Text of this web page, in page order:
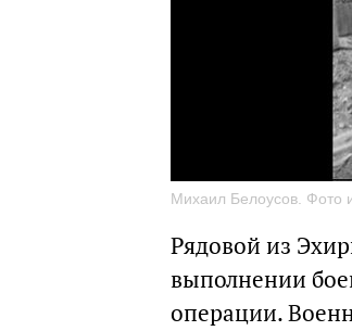
Михаил Белоусов. Фото
Рядовой из
выполнении
операции.